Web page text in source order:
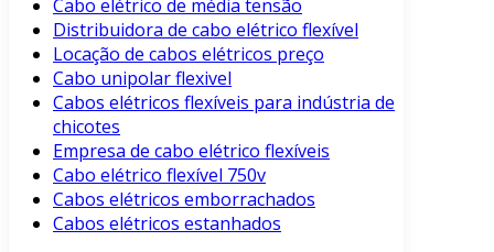
Cabo elétrico de média tensão
Distribuidora de cabo elétrico flexível
Locação de cabos elétricos preço
Cabo unipolar flexivel
Cabos elétricos flexíveis para indústria de
chicotes
Empresa de cabo elétrico flexíveis
Cabo elétrico flexível 750v
Cabos elétricos emborrachados
Cabos elétricos estanhados